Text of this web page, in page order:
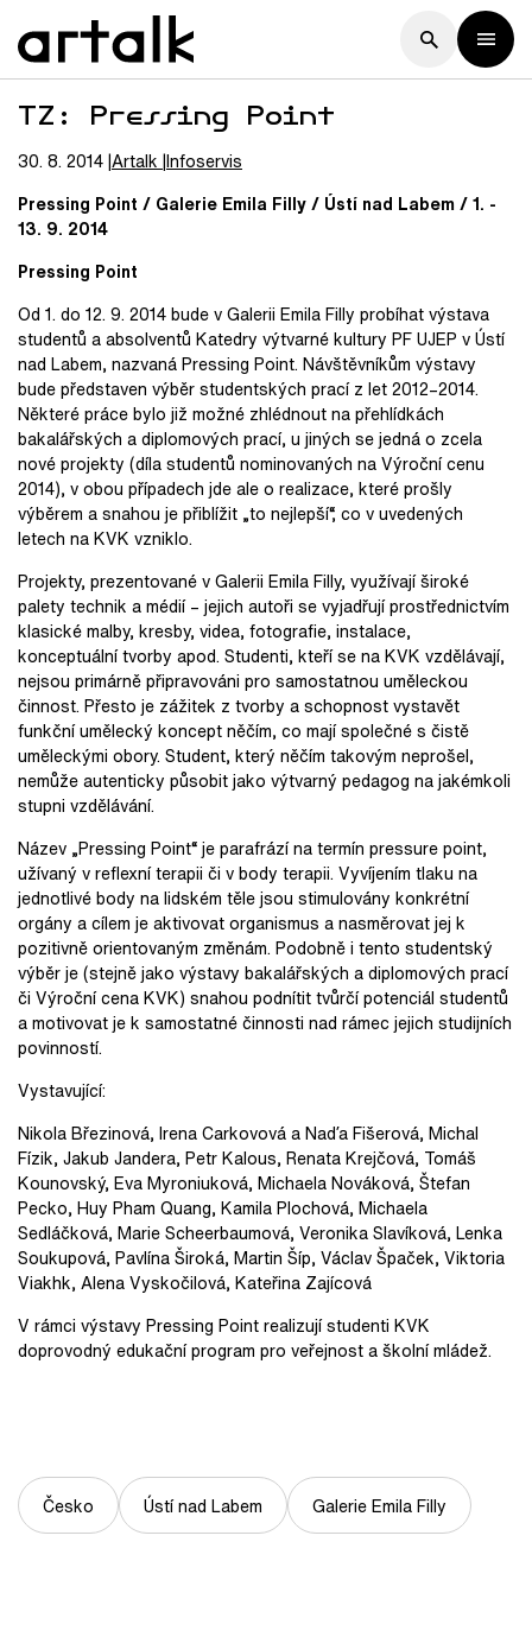
TZ: Pressing Point
30. 8. 2014 Artalk Infoservis
Pressing Point / Galerie Emila Filly / Ústí nad Labem / 1. -
13. 9. 2014
Pressing Point
Od 1. do 12. 9. 2014 bude v Galerii Emila Filly probíhat výstava
studentů a absolventů Katedry výtvarné kultury PF UJEP v Ústí
nad Labem, nazvaná Pressing Point. Návštěvníkům výstavy
bude představen výběr studentských prací z let 2012–2014.
Některé práce bylo již možné zhlédnout na přehlídkách
bakalářských a diplomových prací, u jiných se jedná o zcela
nové projekty (díla studentů nominovaných na Výroční cenu
2014), v obou případech jde ale o realizace, které prošly
výběrem a snahou je přiblížit „to nejlepší“, co v uvedených
letech na KVK vzniklo.
Projekty, prezentované v Galerii Emila Filly, využívají široké
palety technik a médií – jejich autoři se vyjadřují prostřednictvím
klasické malby, kresby, videa, fotografie, instalace,
konceptuální tvorby apod. Studenti, kteří se na KVK vzdělávají,
nejsou primárně připravováni pro samostatnou uměleckou
činnost. Přesto je zážitek z tvorby a schopnost vystavět
funkční umělecký koncept něčím, co mají společné s čistě
uměleckými obory. Student, který něčím takovým neprošel,
nemůže autenticky působit jako výtvarný pedagog na jakémkoli
stupni vzdělávání.
Název „Pressing Point“ je parafrází na termín pressure point,
užívaný v reflexní terapii či v body terapii. Vyvíjením tlaku na
jednotlivé body na lidském těle jsou stimulovány konkrétní
orgány a cílem je aktivovat organismus a nasměrovat jej k
pozitivně orientovaným změnám. Podobně i tento studentský
výběr je (stejně jako výstavy bakalářských a diplomových prací
či Výroční cena KVK) snahou podnítit tvůrčí potenciál studentů
a motivovat je k samostatné činnosti nad rámec jejich studijních
povinností.
Vystavující:
Nikola Březinová, Irena Carkovová a Naďa Fišerová, Michal
Fízik, Jakub Jandera, Petr Kalous, Renata Krejčová, Tomáš
Kounovský, Eva Myroniuková, Michaela Nováková, Štefan
Pecko, Huy Pham Quang, Kamila Plochová, Michaela
Sedláčková, Marie Scheerbaumová, Veronika Slavíková, Lenka
Soukupová, Pavlína Široká, Martin Šíp, Václav Špaček, Viktoria
Viakhk, Alena Vyskočilová, Kateřina Zajícová
V rámci výstavy Pressing Point realizují studenti KVK
doprovodný edukační program pro veřejnost a školní mládež.
Česko Ústí nad Labem Galerie Emila Filly